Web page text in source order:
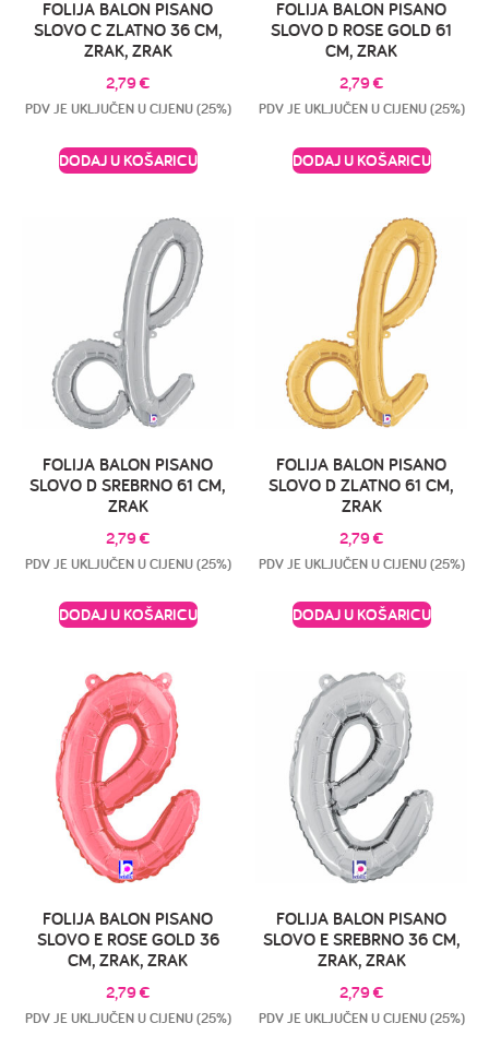
FOLIJA BALON PISANO
SLOVO C ZLATNO 36 CM,
ZRAK, ZRAK
2,79€
PDV JE UKLJUČEN U CIJENU (25%)
DODAJ U KOŠARICU
FOLIJA BALON PISANO
SLOVO D ROSE GOLD 61
CM, ZRAK
2,79€
PDV JE UKLJUČEN U CIJENU (25%)
DODAJ U KOŠARICU
FOLIJA BALON PISANO
SLOVO D SREBRNO 61 CM,
ZRAK
2,79€
PDV JE UKLJUČEN U CIJENU (25%)
DODAJ U KOŠARICU
FOLIJA BALON PISANO
SLOVO D ZLATNO 61 CM,
ZRAK
2,79€
PDV JE UKLJUČEN U CIJENU (25%)
DODAJ U KOŠARICU
FOLIJA BALON PISANO
SLOVO E ROSE GOLD 36
CM, ZRAK, ZRAK
2,79€
PDV JE UKLJUČEN U CIJENU (25%)
FOLIJA BALON PISANO
SLOVO E SREBRNO 36 CM,
ZRAK, ZRAK
2,79€
PDV JE UKLJUČEN U CIJENU (25%)